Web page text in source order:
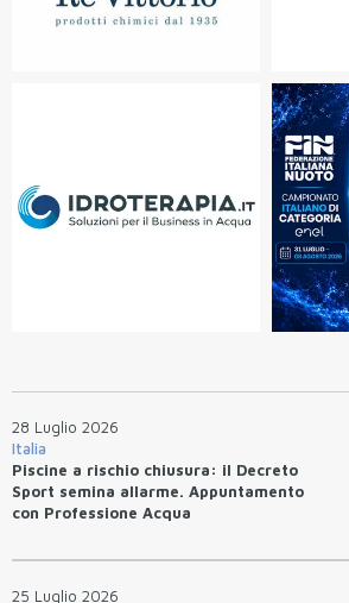
28 Luglio 2026
Italia
Piscine a rischio chiusura: il Decreto
Sport semina allarme. Appuntamento
con Professione Acqua
25 Luglio 2026